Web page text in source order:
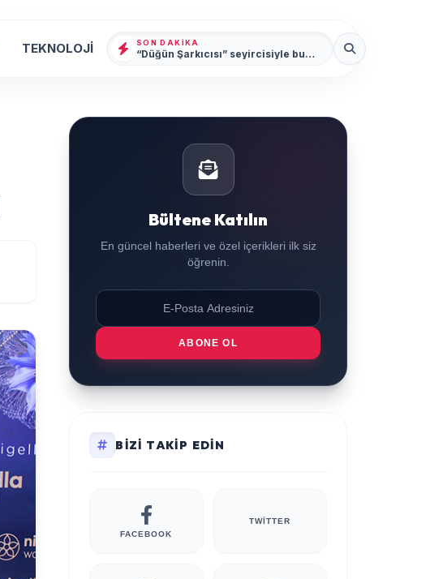
TEKNOLOJİ SON DAKIKA
“Düğün Şarkıcısı” seyircisiyle buluşmak için gün sayıyor
Bültene Katılın
En güncel haberleri ve özel içerikleri ilk siz
öğrenin.
ABONE OL
BIZI TAKIP EDIN
FACEBOOK
TWITTER